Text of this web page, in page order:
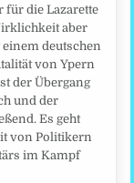
für die Lazarette
aber
deutschen
von Ypern
der Übergang
und der
Es geht
von Politikern
im Kampf